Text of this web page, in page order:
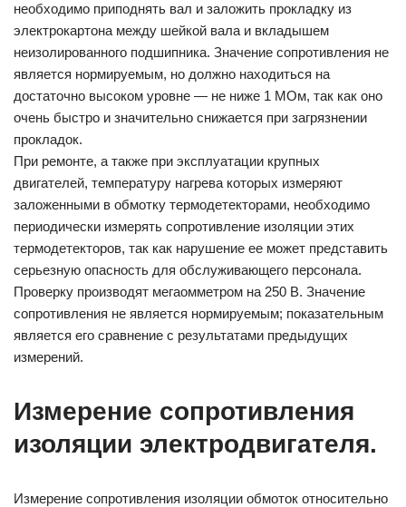
необходимо приподнять вал и заложить прокладку из
электрокартона между шейкой вала и вкладышем
неизолированного подшипника. Значение сопротивления не
является нормируемым, но должно находиться на
достаточно высоком уровне — не ниже 1 МОм, так как оно
очень быстро и значительно снижается при загрязнении
прокладок.
При ремонте, а также при эксплуатации крупных
двигателей, температуру нагрева которых измеряют
заложенными в обмотку термодетекторами, необходимо
периодически измерять сопротивление изоляции этих
термодетекторов, так как нарушение ее может представить
серьезную опасность для обслуживающего персонала.
Проверку производят мегаомметром на 250 В. Значение
сопротивления не является нормируемым; показательным
является его сравнение с результатами предыдущих
измерений.
Измерение сопротивления
изоляции электродвигателя.
Измерение сопротивления изоляции обмоток относительно